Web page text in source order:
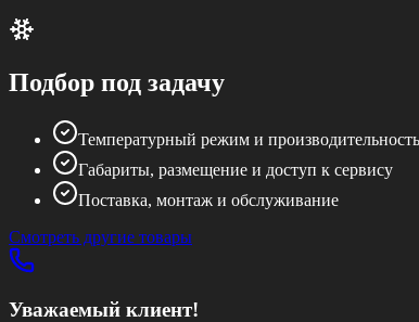
Подбор под задачу
Температурный режим и производительность
Габариты, размещение и доступ к сервису
Поставка, монтаж и обслуживание
Смотреть другие товары
Уважаемый клиент!